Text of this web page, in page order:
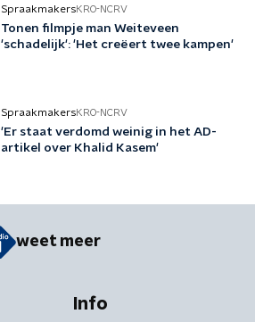
SpraakmakersKRO-NCRV
Tonen filmpje man Weiteveen
'schadelijk': 'Het creëert twee kampen'
SpraakmakersKRO-NCRV
'Er staat verdomd weinig in het AD-
artikel over Khalid Kasem'
weet meer
Info